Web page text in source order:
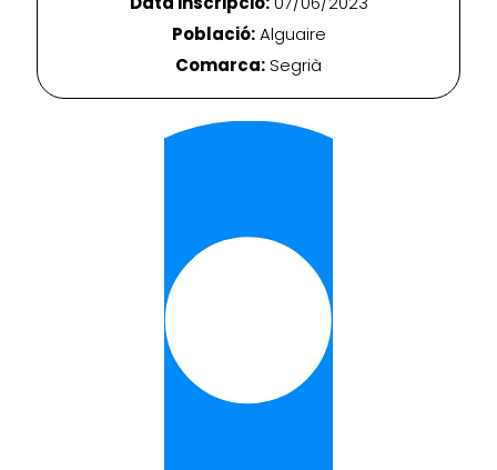
Població:Alguaire
Comarca:Segrià